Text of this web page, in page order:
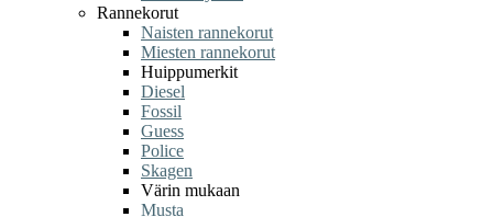
Rannekorut
Naisten rannekorut
Miesten rannekorut
Huippumerkit
Diesel
Fossil
Guess
Police
Skagen
Värin mukaan
Musta